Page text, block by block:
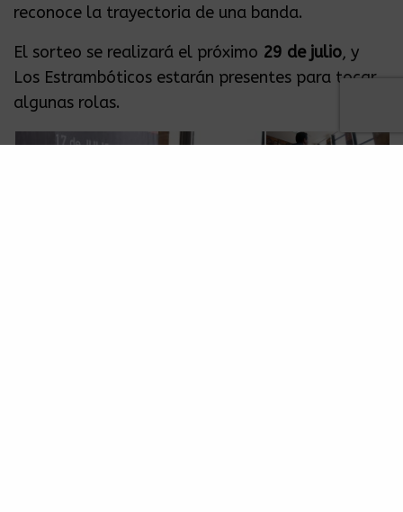
reconoce la trayectoria de una banda.
El sorteo se realizará el próximo 29 de julio, y
Los Estrambóticos estarán presentes para tocar
algunas rolas.